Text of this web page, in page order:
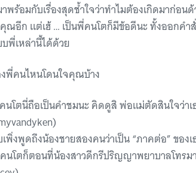
พร้อมกับเรื่องสุดช้ำใจว่าทำไมต้องเกิดมาก่อน
ณอีก แต่เฮ้ … เป็นพี่คนโตก็มีข้อดีนะ ทั้งออกคำ
พี่เหล่านี้ได้ด้วย
พี่คนไหนโดนใจคุณบ้าง
นโตนี่ถือเป็นคำชมนะ คิดดูสิ พ่อแม่ตัดสินใจว่า
พิ่งพูดถึงน้องชายสองคนว่าเป็น “ภาคต่อ” ของ
คนโตก็ตอนที่น้องสาวดีกรีปริญญาพยาบาลโทร